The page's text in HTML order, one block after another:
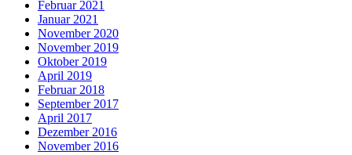
Februar 2021
Januar 2021
November 2020
November 2019
Oktober 2019
April 2019
Februar 2018
September 2017
April 2017
Dezember 2016
November 2016